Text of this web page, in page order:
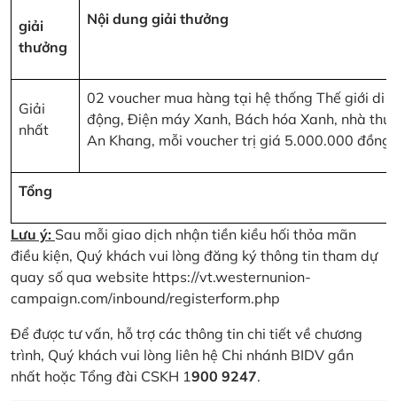
giải
thưởng
Nội dung giải thưởng
Giải
nhất
02 voucher mua hàng tại hệ thống Thế giới di
động, Điện máy Xanh, Bách hóa Xanh, nhà
An Khang, mỗi voucher trị giá 5.000.000 đồng
Tổng
Lưu ý: Sau mỗi giao dịch nhận tiền kiều hối thỏa mãn
điều kiện, Quý khách vui lòng đăng ký thông tin tham dự
quay số qua website https://vt.westernunion-
campaign.com/inbound/registerform.php
Để được tư vấn, hỗ trợ các thông tin chi tiết về chương
trình, Quý khách vui lòng liên hệ Chi nhánh BIDV gần
nhất hoặc Tổng đài CSKH 1900 9247.